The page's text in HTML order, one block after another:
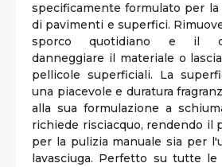
specificamente formulato per la
di pavimenti e superfici.
sporco quotidiano e il
danneggiare il materiale o
pellicole superficiali. La
una piacevole e duratura
alla sua formulazione a
richiede risciacquo, rendendo il
per la pulizia manuale sia per
lavasciuga. Perfetto su tutte